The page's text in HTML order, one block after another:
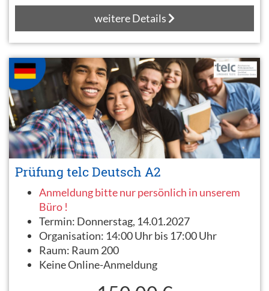
weitere Details
Prüfung telc Deutsch A2
Anmeldung bitte nur persönlich in unserem
Büro !
Termin: Donnerstag, 14.01.2027
Organisation: 14:00 Uhr bis 17:00 Uhr
Raum: Raum 200
Keine Online-Anmeldung